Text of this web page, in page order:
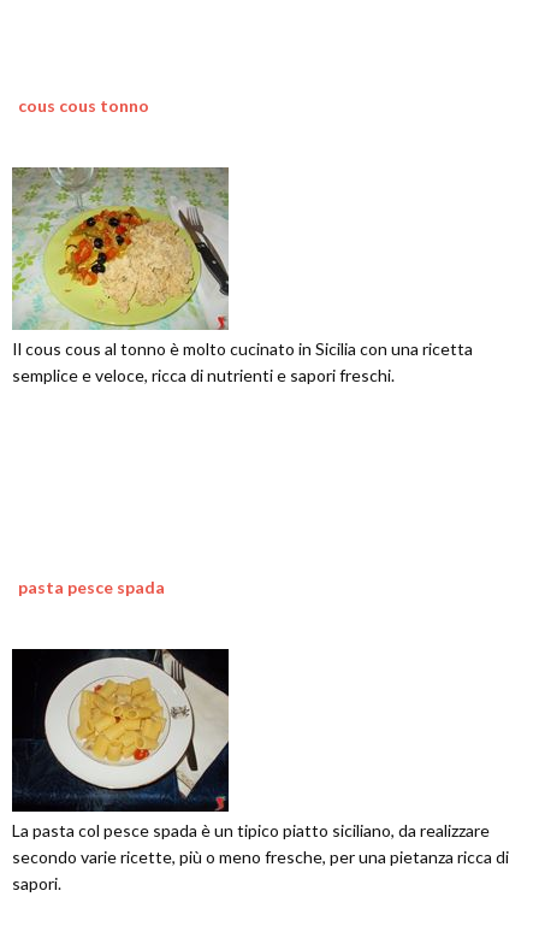
cous cous tonno
Il cous cous al tonno è molto cucinato in Sicilia con una ricetta
semplice e veloce, ricca di nutrienti e sapori freschi.
pasta pesce spada
La pasta col pesce spada è un tipico piatto siciliano, da realizzare
secondo varie ricette, più o meno fresche, per una pietanza ricca di
sapori.